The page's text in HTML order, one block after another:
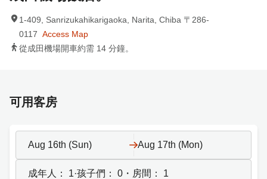
1-409, Sanrizukahikarigaoka, Narita, Chiba 〒286-
0117 Access Map
從成田機場開車約需 14 分鐘。
可用客房
Aug 16th (Sun) Aug 17th (Mon)
成年人： 1·孩子們： 0 ・房間： 1